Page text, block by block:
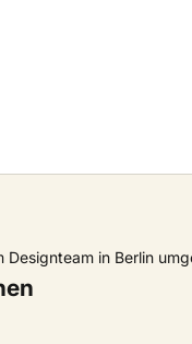
in Berlin